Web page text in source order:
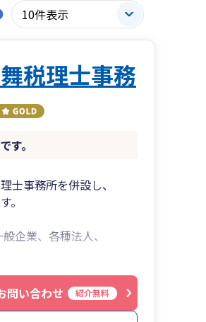
税理士事務
す。
士事務所を併設し、
。
企業、各種法人、
ねています。
る効率化を推進。
クオフィス業務省力化
問い合わせ 紹介無料